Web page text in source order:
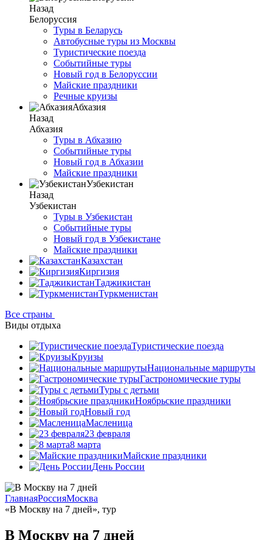
Назад
Белоруссия
Туры в Беларусь
Автобусные туры из Москвы
Туристические поезда
Событийные туры
Новый год в Белоруссии
Майские праздники
Речные круизы
Абхазия
Назад
Абхазия
Туры в Абхазию
Событийные туры
Новый год в Абхазии
Майские праздники
Узбекистан
Назад
Узбекистан
Туры в Узбекистан
Событийные туры
Новый год в Узбекистане
Майские праздники
Казахстан
Киргизия
Таджикистан
Туркменистан
Все страны
Виды отдыха
Туристические поезда
Круизы
Национальные маршруты
Гастрономические туры
Туры с детьми
Ноябрьские праздники
Новый год
Масленица
23 февраля
8 марта
Майские праздники
День России
ГлавнаяРоссияМосква
«В Москву на 7 дней», тур
В Москву на 7 дней